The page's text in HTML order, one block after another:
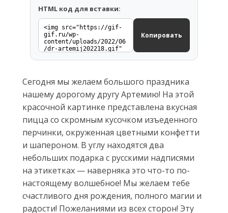
HTML код для вставки:
Копировать
Сегодня мы желаем большого праздника
нашему дорогому другу Артемию! На этой
красочной картинке представлена вкусная
пицца со скромным кусочком изъеденного
перчинки, окруженная цветными конфетти
и шапероном. В углу находятся два
небольших подарка с русскими надписями
на этикетках — наверняка это что-то по-
настоящему волшебное! Мы желаем тебе
счастливого дня рождения, полного магии и
радости! Пожеланиями из всех сторон! Эту